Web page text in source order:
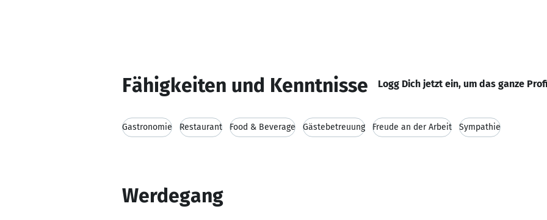
Fähigkeiten und Kenntnisse Logg Dich jetzt ein, um das ganze
Gastronomie Restaurant Food & Beverage Gästebetreuung Freude an der Arbeit Sympathie
Werdegang